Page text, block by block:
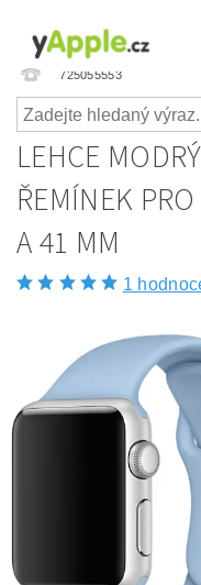
725055553
LEHCE
ŘEMÍNEK
A 41 MM
1